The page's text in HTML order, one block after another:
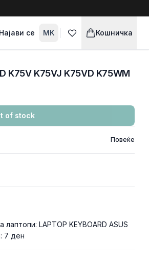
Најави се MK Кошничка
K75V K75VJ K75VD K75WM
of stock
Повеќе
LAPTOP KEYBOARD ASUS
7 ден